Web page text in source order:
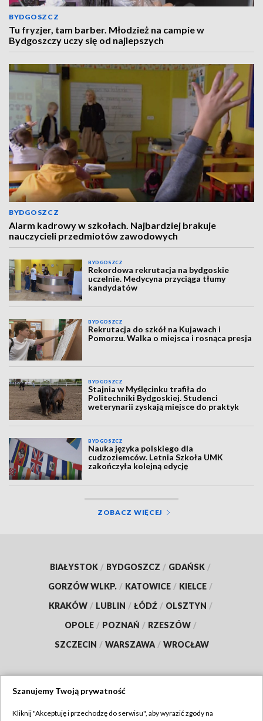
BYDGOSZCZ
Tu fryzjer, tam barber. Młodzież na campie w
Bydgoszczy uczy się od najlepszych
BYDGOSZCZ
Alarm kadrowy w szkołach. Najbardziej brakuje
nauczycieli przedmiotów zawodowych
BYDGOSZCZ
Rekordowa rekrutacja na bydgoskie
uczelnie. Medycyna przyciąga tłumy
kandydatów
BYDGOSZCZ
Rekrutacja do szkół na Kujawach i
Pomorzu. Walka o miejsca i rosnąca presja
BYDGOSZCZ
Stajnia w Myślęcinku trafiła do
Politechniki Bydgoskiej. Studenci
weterynarii zyskają miejsce do praktyk
BYDGOSZCZ
Nauka języka polskiego dla
cudzoziemców. Letnia Szkoła UMK
zakończyła kolejną edycję
ZOBACZ WIĘCEJ
BIAŁYSTOK / BYDGOSZCZ / GDAŃSK /
GORZÓW WLKP. / KATOWICE / KIELCE /
KRAKÓW / LUBLIN / ŁÓDŹ / OLSZTYN /
OPOLE / POZNAŃ / RZESZÓW /
SZCZECIN / WARSZAWA / WROCŁAW
Szanujemy Twoją prywatność
Kliknij "Akceptuję i przechodzę do serwisu", aby wyrazić zgody na